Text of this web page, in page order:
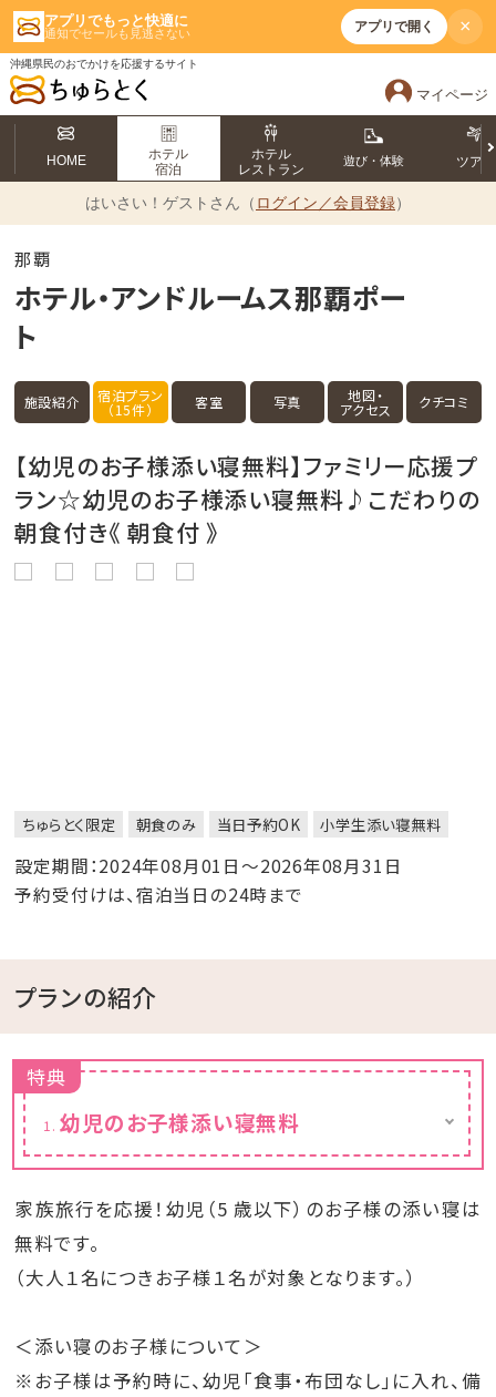
アプリでもっと快適に
通知でセールも見逃さない アプリで開く ×
沖縄県民のおでかけを応援するサイト
マイページ
HOME
ホテル
宿泊
ホテル
レストラン
遊び・体験 ツアー
はいさい！ ゲストさん（ ログイン／会員登録）
那覇
ホテル・アンドルームス那覇ポー
ト
施設紹介 宿泊プラン
（15件） 客室 写真 地図・
アクセス クチコミ
【幼児のお子様添い寝無料】ファミリー応援プ
ラン☆幼児のお子様添い寝無料♪こだわりの
朝食付き《 朝食付 》
ちゅらとく限定 朝食のみ 当日予約OK 小学生添い寝無料
設定期間：2024年08月01日～2026年08月31日
予約受付けは、宿泊当日の24時まで
プランの紹介
特典
幼児のお子様添い寝無料
大人１名につきお子様１名が対象となります。
家族旅行を応援！幼児（5 歳以下）のお子様の添い寝は
無料です。
（大人１名につきお子様１名が対象となります。）
＜添い寝のお子様について＞
※お子様は予約時に、幼児「食事・布団なし」に入れ、備